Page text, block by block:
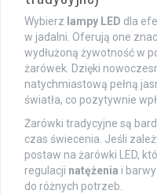
Wybierz lampy LED dla
w jadalni. Oferują one
wydłużoną żywotność w
żarówek. Dzięki
natychmiastową pełną
światła, co pozytywnie
Żarówki tradycyjne są
czas świecenia. Jeśli
postaw na żarówki LED,
regulacji natężenia i
do różnych potrzeb.